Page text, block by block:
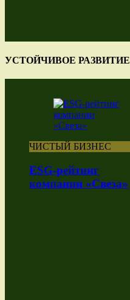
УСТОЙЧИВОЕ РАЗВИТИЕ
ЧИСТЫЙ БИЗНЕС
ESG-рейтинг
компании «Свеза»